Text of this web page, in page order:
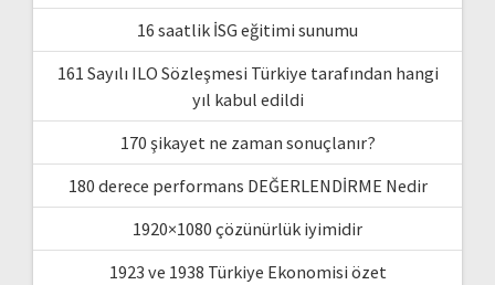
16 saatlik İSG eğitimi sunumu
161 Sayılı ILO Sözleşmesi Türkiye tarafından hangi
yıl kabul edildi
170 şikayet ne zaman sonuçlanır?
180 derece performans DEĞERLENDİRME Nedir
1920×1080 çözünürlük iyimidir
1923 ve 1938 Türkiye Ekonomisi özet